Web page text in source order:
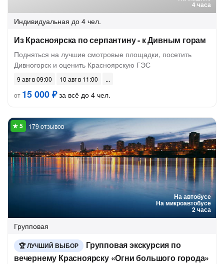
4 часа
Индивидуальная до 4 чел.
Из Красноярска по серпантину - к Дивным горам
Подняться на лучшие смотровые площадки, посетить
Дивногорск и оценить Красноярскую ГЭС
9 авг в 09:00
10 авг в 11:00
от 15 000 ₽за всё до 4 чел.
На автобусе
На микроавтобусе
2 часа
179 отзывов
Групповая
ЛУЧШИЙ ВЫБОР
Групповая экскурсия по
вечернему Красноярску «Огни большого города»